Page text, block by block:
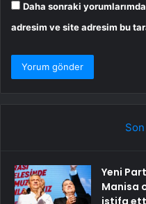
Daha sonraki
adresim ve site adresim bu
Yeni
Manisa